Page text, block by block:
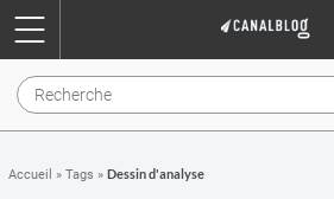
Accueil » Tags » Dessin d'analyse